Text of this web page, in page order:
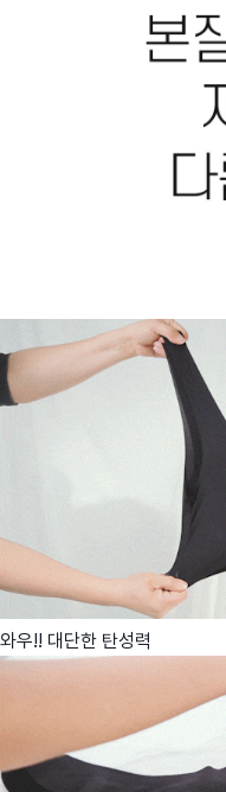
와우!! 대단한 탄성력